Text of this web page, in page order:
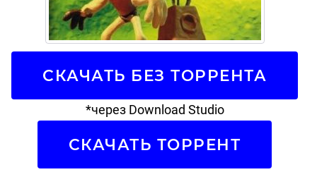
СКАЧАТЬ БЕЗ ТОРРЕНТА
*через Download Studio
СКАЧАТЬ ТОРРЕНТ